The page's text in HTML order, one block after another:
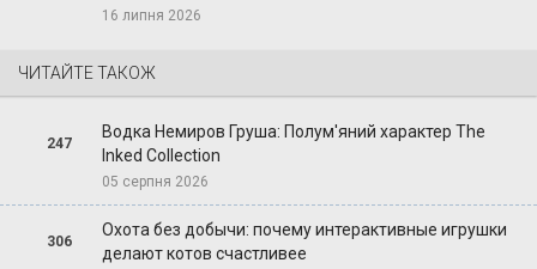
16 липня 2026
ЧИТАЙТЕ ТАКОЖ
247
Водка Немиров Груша: Полум'яний характер The
Inked Collection
05 серпня 2026
306
Охота без добычи: почему интерактивные игрушки
делают котов счастливее